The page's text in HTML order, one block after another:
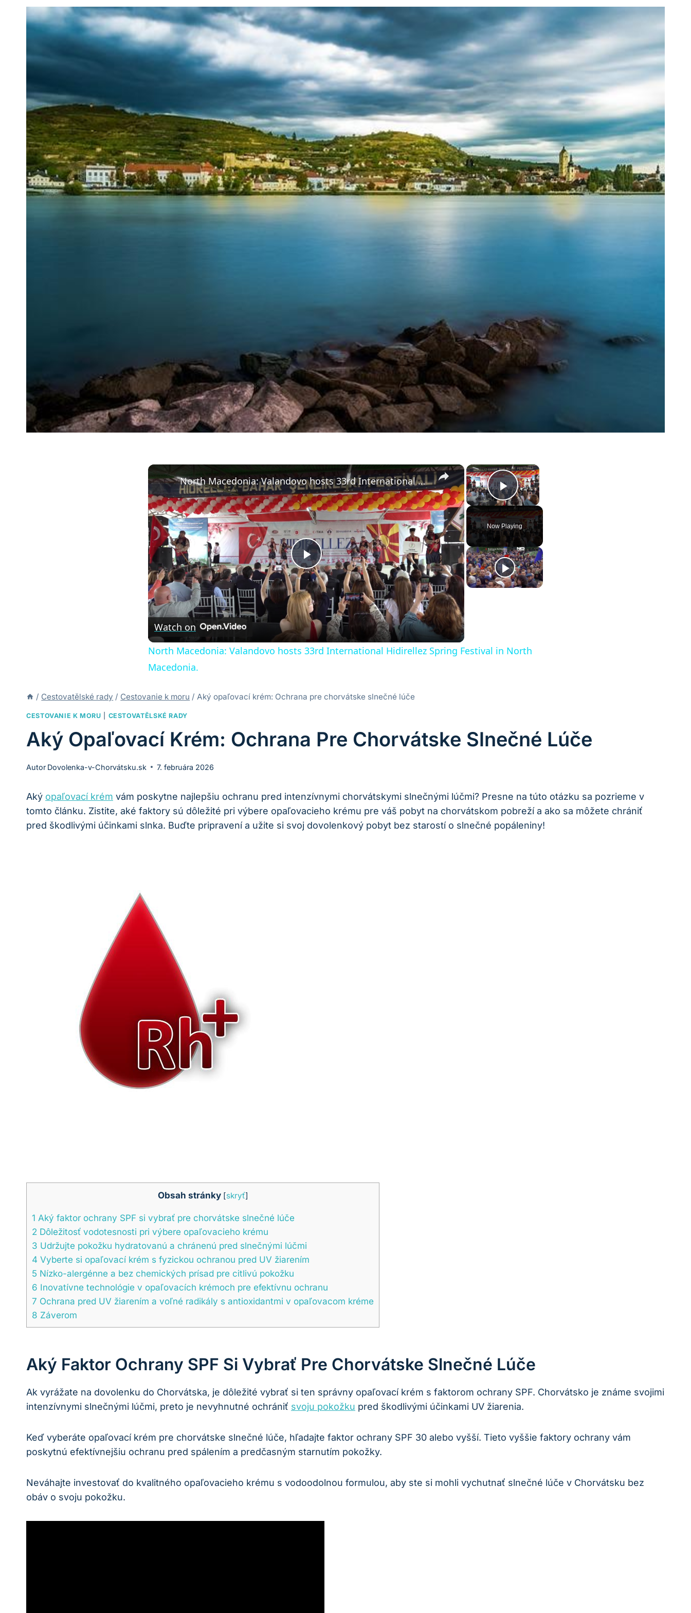
×
Play Video
Now Playing
×
Play
Video
North Macedonia: Valandovo hosts 33rd International Hidirellez Spring Festival in North Macedonia.
Watch on
North Macedonia: Valandovo hosts 33rd International Hidirellez Spring Festival in North
Macedonia.
/ Cestovatělské rady / Cestovanie k moru / Aký opaľovací krém: Ochrana pre chorvátske slnečné lúče
CESTOVANIE K MORU CESTOVATĚLSKÉ RADY
Aký Opaľovací Krém: Ochrana Pre Chorvátske Slnečné Lúče
Autor Dovolenka-v-Chorvátsku.sk 7. februára 2026
Aký opaľovací krém vám poskytne najlepšiu ochranu pred intenzívnymi chorvátskymi slnečnými lúčmi? Presne na túto otázku sa pozrieme v
tomto článku. Zistite, aké faktory sú dôležité pri výbere opaľovacieho krému pre váš pobyt na chorvátskom pobreží a ako sa môžete chrániť
pred škodlivými účinkami slnka. Buďte pripravení a užite si svoj dovolenkový pobyt bez starostí o slnečné popáleniny!
Obsah stránky [skryť]
1 Aký faktor ochrany SPF si vybrať pre chorvátske slnečné lúče
2 Dôležitosť vodotesnosti pri výbere opaľovacieho krému
3 Udržujte pokožku hydratovanú a chránenú pred slnečnými lúčmi
4 Vyberte si opaľovací krém s fyzickou ochranou pred UV žiarením
5 Nízko-alergénne a bez chemických prísad pre citlivú pokožku
6 Inovatívne technológie v opaľovacích krémoch pre efektívnu ochranu
7 Ochrana pred UV žiarením a voľné radikály s antioxidantmi v opaľovacom kréme
8 Záverom
Aký Faktor Ochrany SPF Si Vybrať Pre Chorvátske Slnečné Lúče
Ak vyrážate na dovolenku do Chorvátska, je dôležité vybrať si ten správny opaľovací krém s faktorom ochrany SPF. Chorvátsko je známe svojimi
intenzívnymi slnečnými lúčmi, preto je nevyhnutné ochrániť svoju pokožku pred škodlivými účinkami UV žiarenia.
Keď vyberáte opaľovací krém pre chorvátske slnečné lúče, hľadajte faktor ochrany SPF 30 alebo vyšší. Tieto vyššie faktory ochrany vám
poskytnú efektívnejšiu ochranu pred spálením a predčasným starnutím pokožky.
Neváhajte investovať do kvalitného opaľovacieho krému s vodoodolnou formulou, aby ste si mohli vychutnať slnečné lúče v Chorvátsku bez
obáv o svoju pokožku.